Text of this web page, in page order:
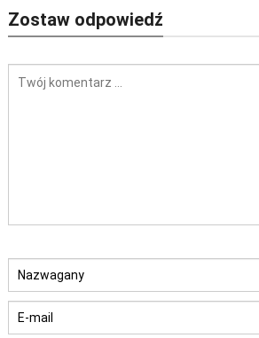
Zostaw odpowiedź